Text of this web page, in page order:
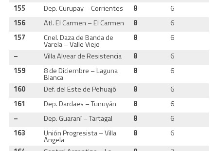
155
Dep. Curupay – Corrientes 8 6
156
Atl. El Carmen – El Carmen 8 6
157
Cnel. Daza de Banda de
Varela – Valle Viejo
8 6
–
Villa Alvear de Resistencia 8 6
159
8 de Diciembre – Laguna
Blanca
8 6
160
Def. del Este de Pehuajó 8 6
161
Dep. Dardaes – Tunuyán 8 6
–
Dep. Guaraní – Tartagal 8 6
163
Unión Progresista – Villa
Angela
8 6